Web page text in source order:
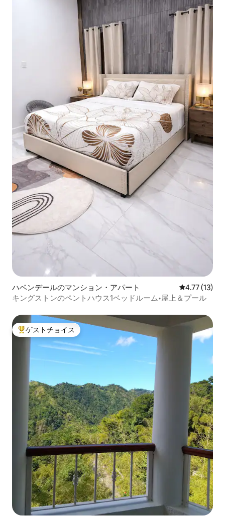
ハベンデールのマンション・アパート レビュー13
4.77 (13)
キングストンのペントハウス1ベッドルーム•屋上＆プール
大好評のゲストチョイスです。
ゲストチョイス